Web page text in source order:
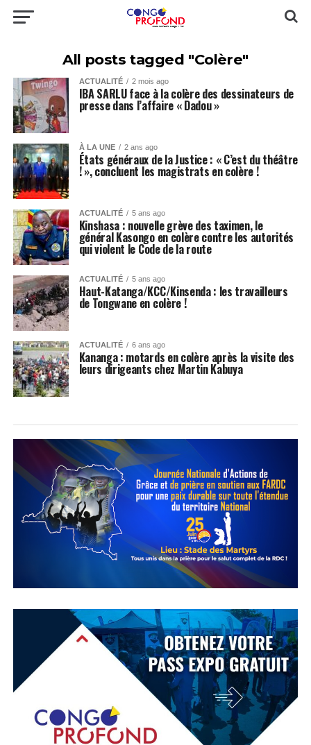
All posts tagged "Colère"
ACTUALITÉ 2 mois ago
IBA SARLU face à la colère des dessinateurs de
presse dans l’affaire « Dadou »
À LA UNE 2 ans ago
États généraux de la Justice : « C’est du théâtre
! », concluent les magistrats en colère !
ACTUALITÉ 5 ans ago
Kinshasa : nouvelle grève des taximen, le
général Kasongo en colère contre les autorités
qui violent le Code de la route
ACTUALITÉ 5 ans ago
Haut-Katanga/KCC/Kinsenda : les travailleurs
de Tongwane en colère !
ACTUALITÉ 6 ans ago
Kananga : motards en colère après la visite des
leurs dirigeants chez Martin Kabuya